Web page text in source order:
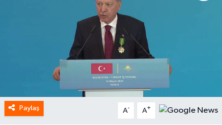
Paylaş A- A+